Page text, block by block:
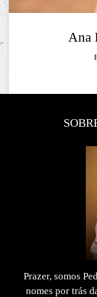
Ana
Prazer, somos
nomes por trás